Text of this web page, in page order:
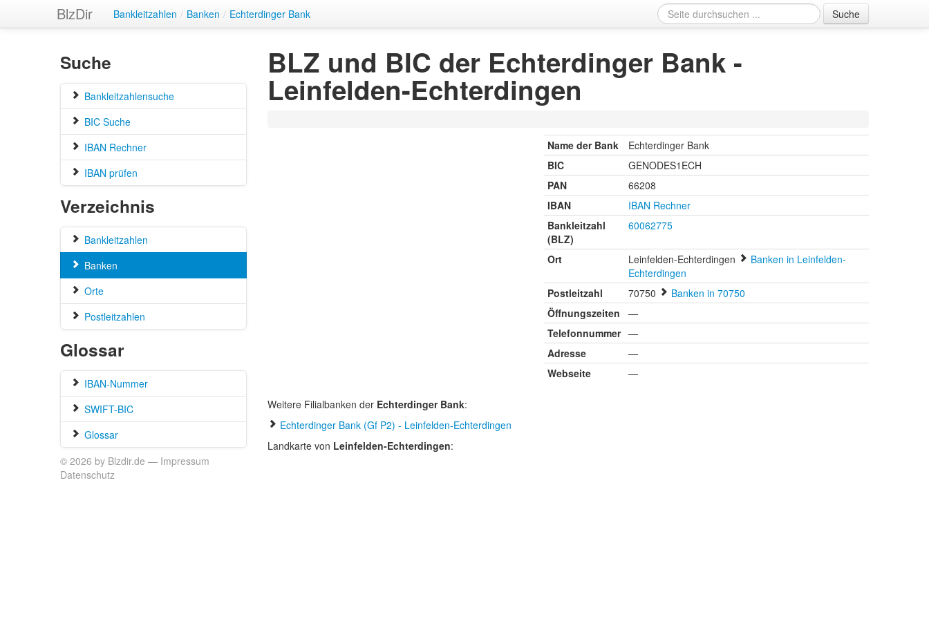
BlzDir Bankleitzahlen / Banken / Echterdinger Bank Suche
Suche
Bankleitzahlensuche
BIC Suche
IBAN Rechner
IBAN prüfen
Verzeichnis
Bankleitzahlen
Banken
Orte
Postleitzahlen
Glossar
IBAN-Nummer
SWIFT-BIC
Glossar
© 2026 by Blzdir.de — Impressum
Datenschutz
BLZ und BIC der Echterdinger Bank -
Leinfelden-Echterdingen
Name der Bank
Echterdinger Bank
BIC
GENODES1ECH
PAN
66208
IBAN
IBAN Rechner
Bankleitzahl
(BLZ)
60062775
Ort Leinfelden-Echterdingen
Banken in Leinfelden-
Echterdingen
Postleitzahl
70750
Banken in 70750
Öffnungszeiten
—
Telefonnummer —
Adresse
—
Webseite
—
Weitere Filialbanken der Echterdinger Bank:
Echterdinger Bank (Gf P2) - Leinfelden-Echterdingen
Landkarte von Leinfelden-Echterdingen: